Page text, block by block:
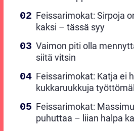
Feissarimokat: Sirpoja
kaksi – tässä syy
Vaimon piti olla
siitä vitsin
Feissarimokat: Katja ei
kukkaruukkuja
Feissarimokat:
puhuttaa – liian halpa